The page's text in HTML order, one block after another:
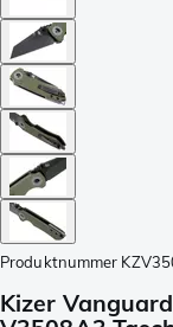
Produktnummer
Kizer